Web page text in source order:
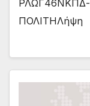
ΠΟΛΙΤΗΛήψη